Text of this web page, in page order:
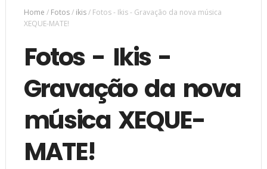
Home / Fotos/ ikis/ Fotos - Ikis - Gravação da nova música
XEQUE-MATE!
Fotos - Ikis -
Gravação da nova
música XEQUE-
MATE!